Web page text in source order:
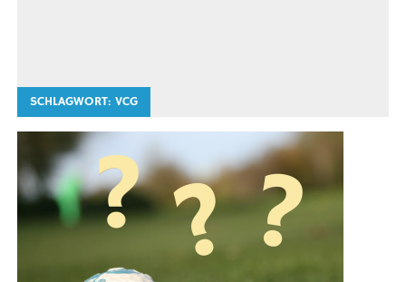
SCHLAGWORT:VCG